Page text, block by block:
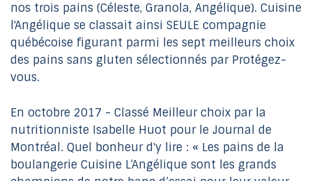
nos trois pains (Céleste, Granola, Angélique). Cuisine
l'Angélique se classait ainsi SEULE compagnie
québécoise figurant parmi les sept meilleurs choix
des pains sans gluten sélectionnés par Protégez-
vous.
En octobre 2017 - Classé Meilleur choix par la
nutritionniste Isabelle Huot pour le Journal de
Montréal. Quel bonheur d'y lire : « Les pains de la
boulangerie Cuisine L’Angélique sont les grands